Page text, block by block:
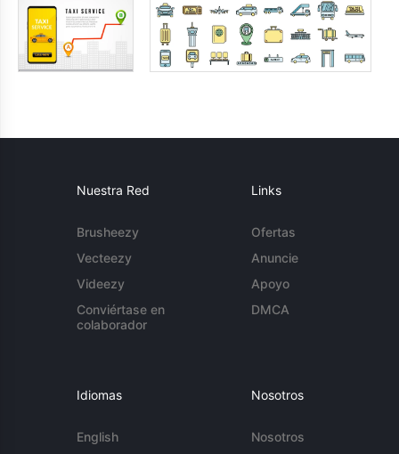
Nuestra Red
Brusheezy
Vecteezy
Videezy
Conviértase en
colaborador
Links
Ofertas
Anuncie
Apoyo
DMCA
Idiomas
English
Nosotros
Nosotros